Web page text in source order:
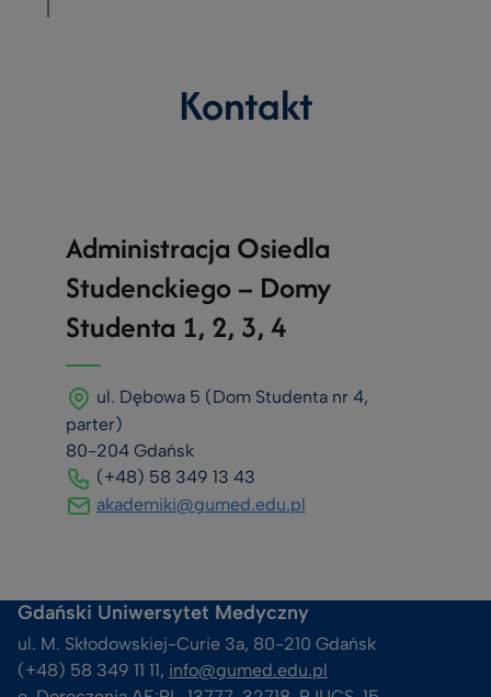
Kontakt
Administracja Osiedla
Studenckiego – Domy
Studenta 1, 2, 3, 4
ul. Dębowa 5 (Dom Studenta nr 4,
parter)
80-204 Gdańsk
(+48) 58 349 13 43
akademiki@gumed.edu.pl
Gdański Uniwersytet Medyczny
ul. M. Skłodowskiej-Curie 3a, 80-210 Gdańsk
(+48) 58 349 11 11, info@gumed.edu.pl